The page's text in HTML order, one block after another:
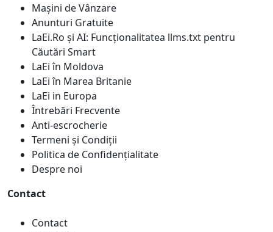
Mașini de Vânzare
Anunturi Gratuite
LaEi.Ro și AI: Funcționalitatea llms.txt pentru
Căutări Smart
LaEi în Moldova
LaEi în Marea Britanie
LaEi in Europa
Întrebări Frecvente
Anti-escrocherie
Termeni și Condiții
Politica de Confidențialitate
Despre noi
Contact
Contact